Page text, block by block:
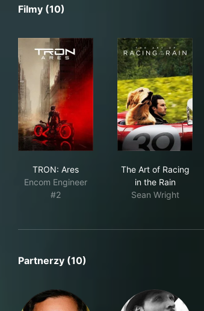
Filmy (10)
TRON: Ares
Encom Engineer
#2
The Art of Racing
in the Rain
Sean Wright
Partnerzy (10)